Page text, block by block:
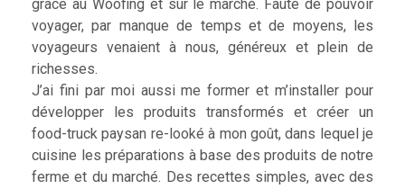
grâce au Woofing et sur le marché. Faute de pouvoir
voyager, par manque de temps et de moyens, les
voyageurs venaient à nous, généreux et plein de
richesses.
J’ai fini par moi aussi me former et m’installer pour
développer les produits transformés et créer un
food-truck paysan re-looké à mon goût, dans lequel je
cuisine les préparations à base des produits de notre
ferme et du marché. Des recettes simples, avec des